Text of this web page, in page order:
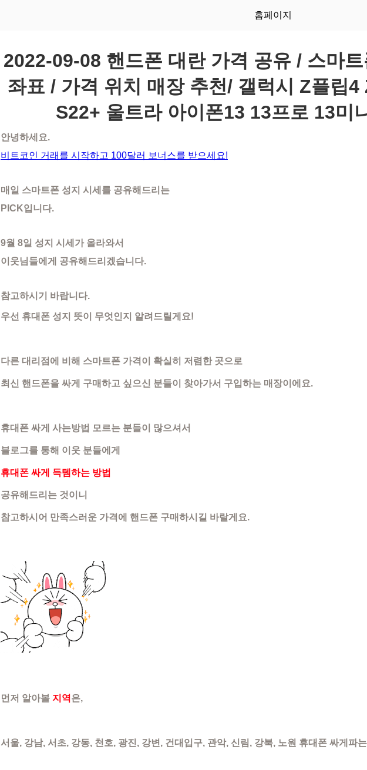
홈페이지
2022-09-08 핸드폰 대란 가격 공유 / 스마
좌표 / 가격 위치 매장 추천/ 갤럭시 Z플립4
S22+ 울트라 아이폰13 13프로 13미
안녕하세요.
비트코인 거래를 시작하고 100달러 보너스를 받으세요!
매일 스마트폰 성지 시세를 공유해드리는
PICK입니다.
9월 8일 성지 시세가 올라와서
이웃님들에게 공유해드리겠습니다.
참고하시기 바랍니다.
우선 휴대폰 성지 뜻이 무엇인지 알려드릴게요!
다른 대리점에 비해 스마트폰 가격이 확실히 저렴한 곳으로
최신 핸드폰을 싸게 구매하고 싶으신 분들이 찾아가서 구입하는 매장이에요.
휴대폰 싸게 사는방법 모르는 분들이 많으셔서
블로그를 통해 이웃 분들에게
휴대폰 싸게 득템하는 방법
공유해드리는 것이니
참고하시어 만족스러운 가격에 핸드폰 구매하시길 바랄게요.
먼저 알아볼 ​ 지역은,
서울, 강남, 서초, 강동, 천호, 광진, 강변, 건대입구, 관악, 신림, 강북, 노원 휴대폰 싸게파